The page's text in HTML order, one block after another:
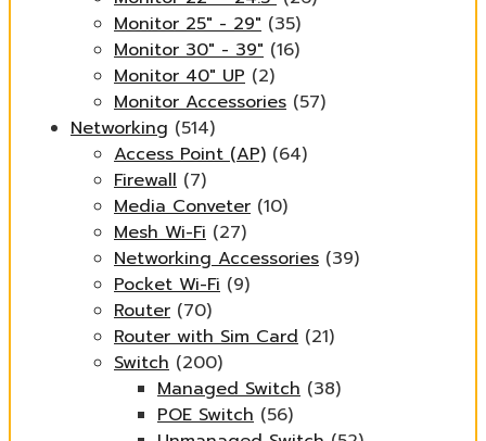
Monitor 25" - 29" (35)
Monitor 30" - 39" (16)
Monitor 40" UP (2)
Monitor Accessories (57)
Networking (514)
Access Point (AP) (64)
Firewall (7)
Media Conveter (10)
Mesh Wi-Fi (27)
Networking Accessories (39)
Pocket Wi-Fi (9)
Router (70)
Router with Sim Card (21)
Switch (200)
Managed Switch (38)
POE Switch (56)